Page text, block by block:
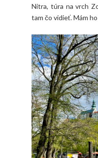
Nitra, túra na vrch
tam čo vidieť. Mám